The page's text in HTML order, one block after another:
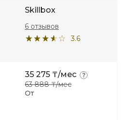
Skillbox
3.6
6 отзывов
От
35 275 ₸/мес
63 888 ₸/мес